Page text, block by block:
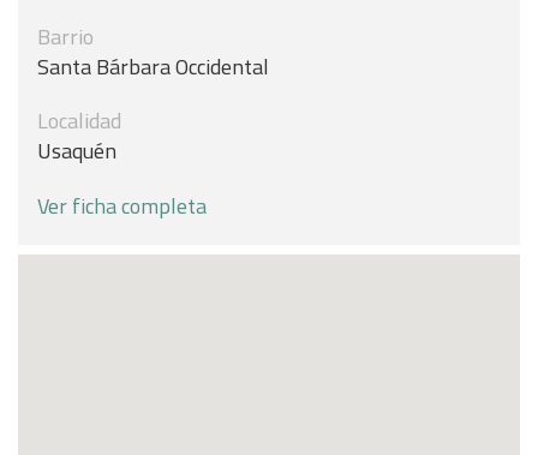
Barrio
Santa Bárbara Occidental
Localidad
Usaquén
Ver ficha completa